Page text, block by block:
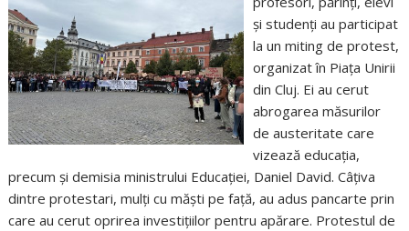
și studenți au participat
la un miting de protest,
organizat în Piața Unirii
din Cluj. Ei au cerut
abrogarea măsurilor
de austeritate care
vizează educația,
precum și demisia ministrului Educației, Daniel David. Câțiva
dintre protestari, mulți cu măști pe față, au adus pancarte prin
care au cerut oprirea investițiilor pentru apărare. Protestul de